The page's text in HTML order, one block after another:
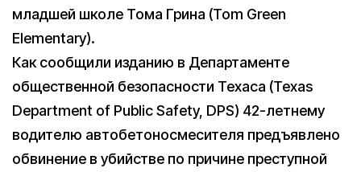
младшей школе Тома Грина (Tom Green
Elementary).
Как сообщили изданию в Департаменте
общественной безопасности Техаса (Texas
Department of Public Safety, DPS) 42-летнему
водителю автобетоносмесителя предъявлено
обвинение в убийстве по причине преступной